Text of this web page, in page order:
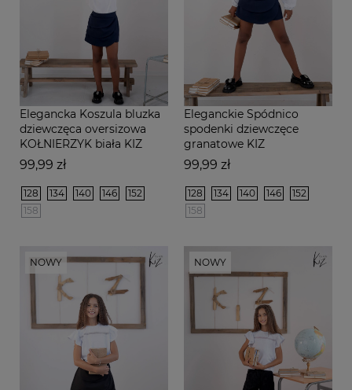
Elegancka Koszula bluzka
dziewczęca oversizowa
KOŁNIERZYK biała KIZ
Cena
99,99 zł
128 134 140 146
152
158
Eleganckie Spódnico
spodenki dziewczęce
granatowe KIZ
Cena
99,99 zł
128 134 140 146
152
158
NOWY NOWY